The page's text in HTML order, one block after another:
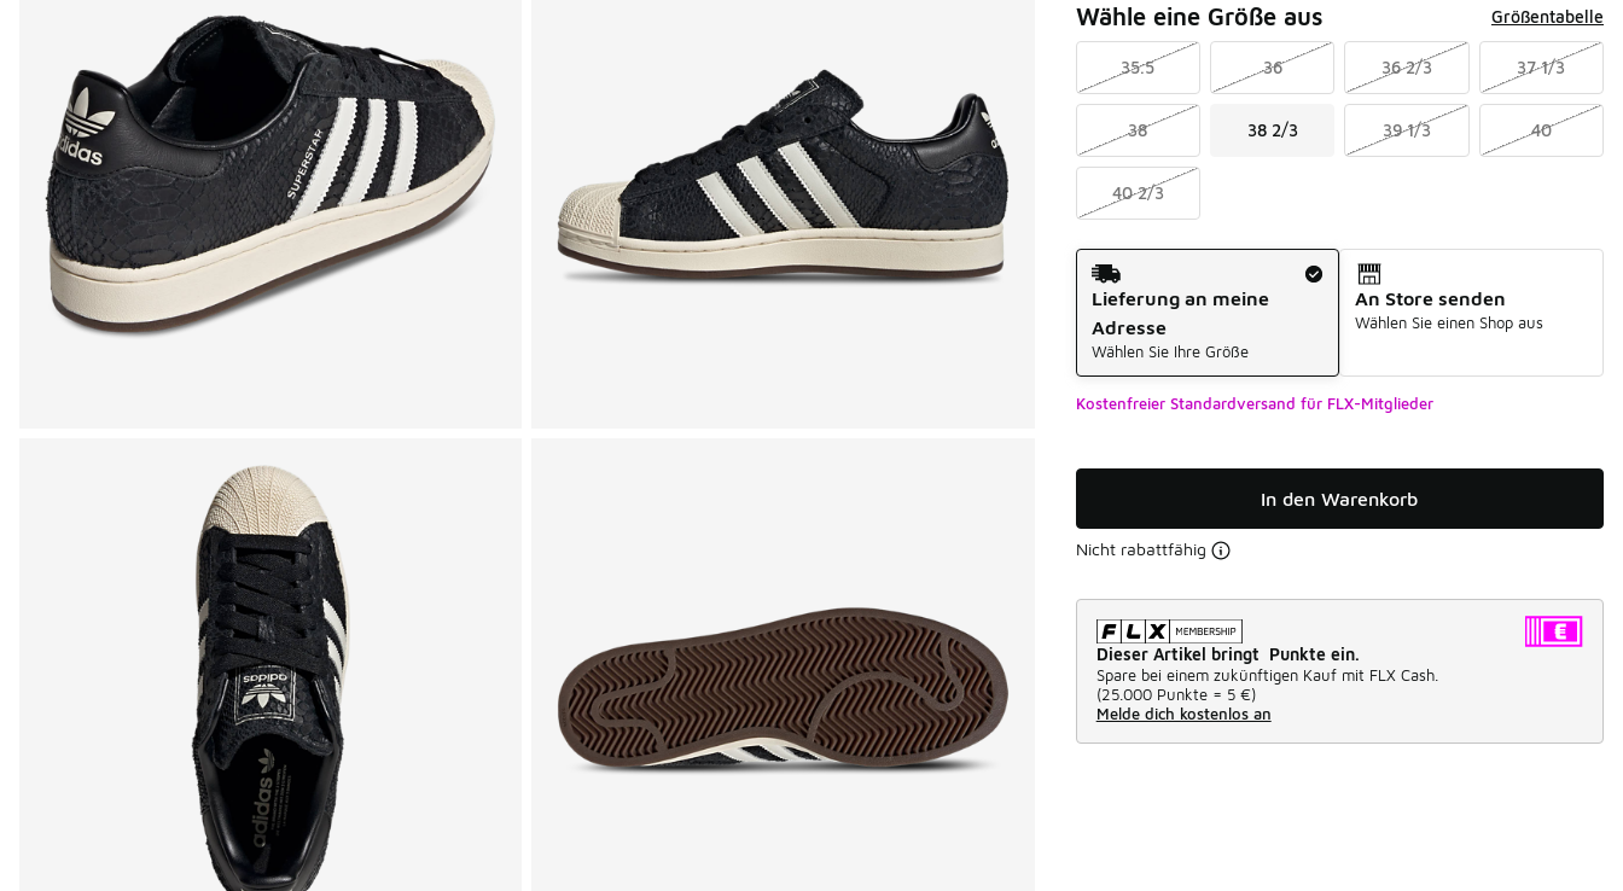
Wähle eine Größe aus Größentabelle
35.5 36 36 2/3 37 1/3
38 38 2/3 39 1/3 40
40 2/3
Versandart
Lieferung an meine
Adresse
Wählen Sie Ihre Größe
An Store senden
Wählen Sie einen Shop aus
Kostenfreier Standardversand für FLX-Mitglieder
In den Warenkorb
Nicht rabattfähig
Dieser Artikel bringt Punkte ein.
Spare bei einem zukünftigen Kauf mit FLX Cash.
(25.000 Punkte = 5 €)
Melde dich kostenlos an